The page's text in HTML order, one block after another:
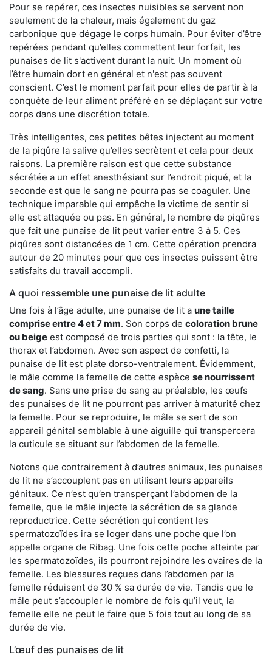
Pour se repérer, ces insectes nuisibles se servent non
seulement de la chaleur, mais également du gaz
carbonique que dégage le corps humain. Pour éviter d’être
repérées pendant qu’elles commettent leur forfait, les
punaises de lit s'activent durant la nuit. Un moment où
l’être humain dort en général et n'est pas souvent
conscient. C’est le moment parfait pour elles de partir à la
conquête de leur aliment préféré en se déplaçant sur votre
corps dans une discrétion totale.
Très intelligentes, ces petites bêtes injectent au moment
de la piqûre la salive qu’elles secrètent et cela pour deux
raisons. La première raison est que cette substance
sécrétée a un effet anesthésiant sur l’endroit piqué, et la
seconde est que le sang ne pourra pas se coaguler. Une
technique imparable qui empêche la victime de sentir si
elle est attaquée ou pas. En général, le nombre de piqûres
que fait une punaise de lit peut varier entre 3 à 5. Ces
piqûres sont distancées de 1 cm. Cette opération prendra
autour de 20 minutes pour que ces insectes puissent être
satisfaits du travail accompli.
A quoi ressemble une punaise de lit adulte
Une fois à l’âge adulte, une punaise de lit a une taille
comprise entre 4 et 7 mm. Son corps de coloration brune
ou beige est composé de trois parties qui sont : la tête, le
thorax et l’abdomen. Avec son aspect de confetti, la
punaise de lit est plate dorso-ventralement. Évidemment,
le mâle comme la femelle de cette espèce se nourrissent
de sang. Sans une prise de sang au préalable, les œufs
des punaises de lit ne pourront pas arriver à maturité chez
la femelle. Pour se reproduire, le mâle se sert de son
appareil génital semblable à une aiguille qui transpercera
la cuticule se situant sur l’abdomen de la femelle.
Notons que contrairement à d’autres animaux, les punaises
de lit ne s’accouplent pas en utilisant leurs appareils
génitaux. Ce n’est qu’en transperçant l’abdomen de la
femelle, que le mâle injecte la sécrétion de sa glande
reproductrice. Cette sécrétion qui contient les
spermatozoïdes ira se loger dans une poche que l’on
appelle organe de Ribag. Une fois cette poche atteinte par
les spermatozoïdes, ils pourront rejoindre les ovaires de la
femelle. Les blessures reçues dans l’abdomen par la
femelle réduisent de 30 % sa durée de vie. Tandis que le
mâle peut s’accoupler le nombre de fois qu’il veut, la
femelle elle ne peut le faire que 5 fois tout au long de sa
durée de vie.
L’œuf des punaises de lit